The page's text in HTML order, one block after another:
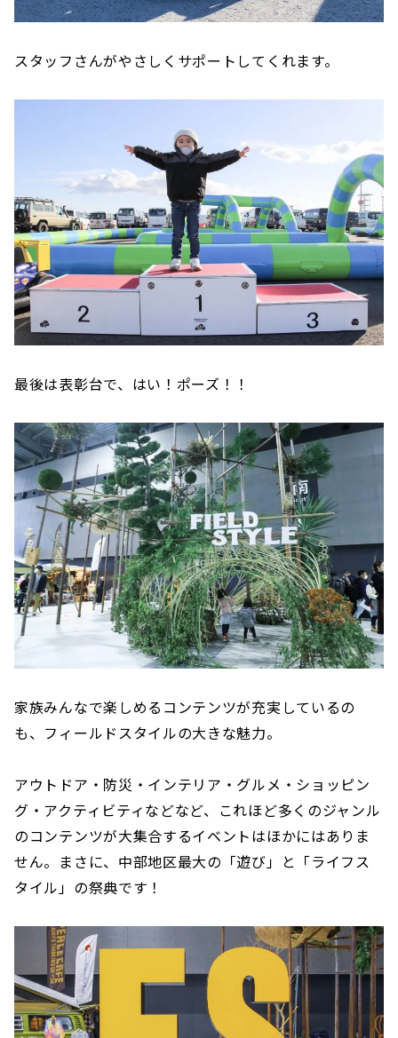
スタッフさんがやさしくサポートしてくれます。
最後は表彰台で、はい！ポーズ！！
家族みんなで楽しめるコンテンツが充実しているの
も、フィールドスタイルの大きな魅力。
アウトドア・防災・インテリア・グルメ・ショッピン
グ・アクティビティなどなど、これほど多くのジャンル
のコンテンツが大集合するイベントはほかにはありま
せん。まさに、中部地区最大の「遊び」と「ライフス
タイル」の祭典です！